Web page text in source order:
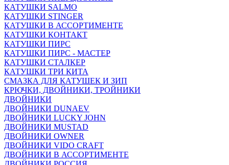
КАТУШКИ SALMO
КАТУШКИ STINGER
КАТУШКИ В АССОРТИМЕНТЕ
КАТУШКИ КОНТАКТ
КАТУШКИ ПИРС
КАТУШКИ ПИРС - МАСТЕР
КАТУШКИ СТАЛКЕР
КАТУШКИ ТРИ КИТА
СМАЗКА ДЛЯ КАТУШЕК И ЗИП
КРЮЧКИ, ДВОЙНИКИ, ТРОЙНИКИ
ДВОЙНИКИ
ДВОЙНИКИ DUNAEV
ДВОЙНИКИ LUCKY JOHN
ДВОЙНИКИ MUSTAD
ДВОЙНИКИ OWNER
ДВОЙНИКИ VIDO CRAFT
ДВОЙНИКИ В АССОРТИМЕНТЕ